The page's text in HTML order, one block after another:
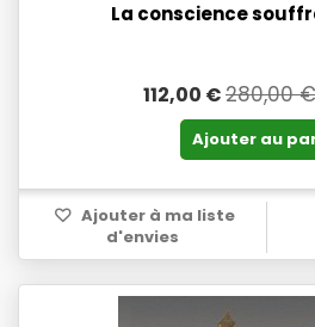
La conscience
112,00 €280,00 €
Ajouter au
Ajouter à ma liste
d'envies